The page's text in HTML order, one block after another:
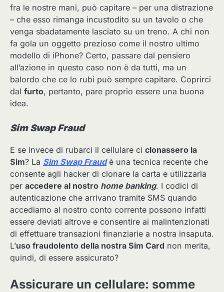
fra le nostre mani, può capitare – per una distrazione
– che esso rimanga incustodito su un tavolo o che
venga sbadatamente lasciato su un treno. A chi non
fa gola un oggetto prezioso come il nostro ultimo
modello di iPhone? Certo, passare dal pensiero
all’azione in questo caso non è da tutti, ma un
balordo che ce lo rubi può sempre capitare. Coprirci
dal furto, pertanto, pare proprio essere una buona
idea.
Sim Swap Fraud
E se invece di rubarci il cellulare ci clonassero la
Sim? La Sim Swap Fraudè una tecnica recente che
consente agli hacker di clonare la carta e utilizzarla
per accedere al nostro home banking. I codici di
autenticazione che arrivano tramite SMS quando
accediamo al nostro conto corrente possono infatti
essere deviati altrove e consentire ai malintenzionati
di effettuare transazioni finanziarie a nostra insaputa.
L’uso fraudolento della nostra Sim Card non merita,
quindi, di essere assicurato?
Assicurare un cellulare: somme